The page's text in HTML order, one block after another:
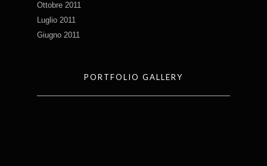
Ottobre 2011
Luglio 2011
Giugno 2011
PORTFOLIO GALLERY